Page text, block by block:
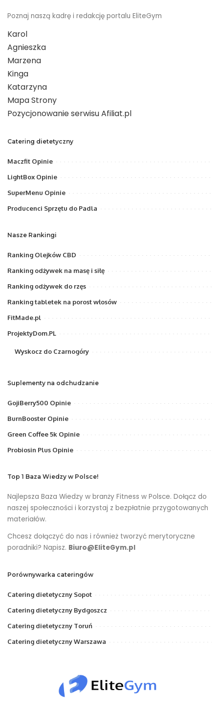
Poznaj naszą kadrę i redakcję portalu EliteGym
Karol
Agnieszka
Marzena
Kinga
Katarzyna
Mapa Strony
Pozycjonowanie serwisu Afiliat.pl
Catering dietetyczny
Maczfit Opinie
LightBox Opinie
SuperMenu Opinie
Producenci Sprzętu do Padla
Nasze Rankingi
Ranking Olejków CBD
Ranking odżywek na masę i siłę
Ranking odżywek do rzęs
Ranking tabletek na porost włosów
FitMade.pl
ProjektyDom.PL
Wyskocz do Czarnogóry
Suplementy na odchudzanie
GojiBerry500 Opinie
BurnBooster Opinie
Green Coffee 5k Opinie
Probiosin Plus Opinie
Top 1 Baza Wiedzy w Polsce!
Najlepsza Baza Wiedzy w branży Fitness w Polsce. Dołącz do
naszej społeczności i korzystaj z bezpłatnie przygotowanych
materiałów.
Chcesz dołączyć do nas i również tworzyć merytoryczne
poradniki? Napisz. Biuro@EliteGym.pl
Porównywarka cateringów
Catering dietetyczny Sopot
Catering dietetyczny Bydgoszcz
Catering dietetyczny Toruń
Catering dietetyczny Warszawa